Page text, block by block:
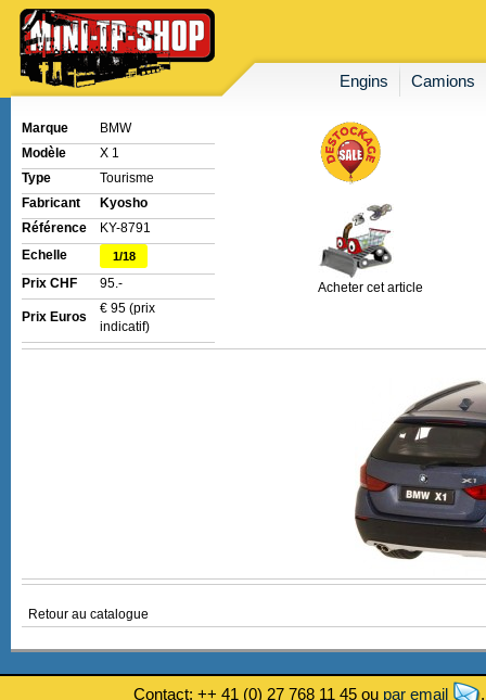
Engins Camions
Marque
BMW
Modèle
X 1
Type
Tourisme
Fabricant
Kyosho
Référence
KY-8791
Echelle
1/18
Prix CHF 95.-
Prix Euros
€ 95 (prix
indicatif)
Acheter cet article
Retour au catalogue
Contact: ++ 41 (0) 27 768 11 45 ou par email